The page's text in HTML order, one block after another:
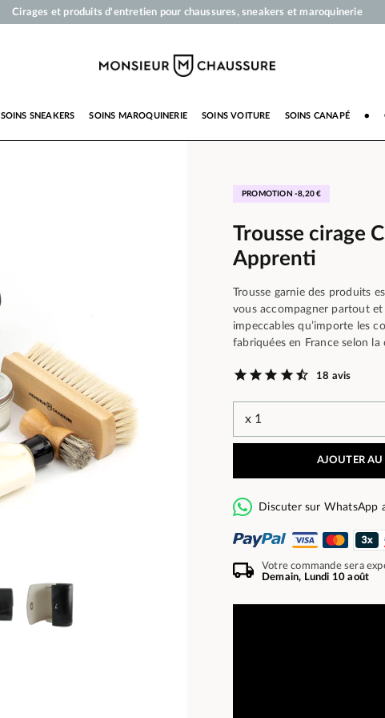
Cirages et produits d'entretien pour chaussures, sneakers et maroquinerie
Paiement en 3x 4x par carte bancaire dès 50 €
SOINS SNEAKERS SOINS MAROQUINERIE SOINS VOITURE SOINS CANAPÉ ●
PROMOTION -8,20 €
Trousse cirage
Apprenti
Trousse garnie des produits
vous accompagner partout
impeccables qu’importe les
fabriquées en France selon
18 avis
AJOUTER
Discuter sur WhatsApp
Votre commande sera
Demain, Lundi 10 août